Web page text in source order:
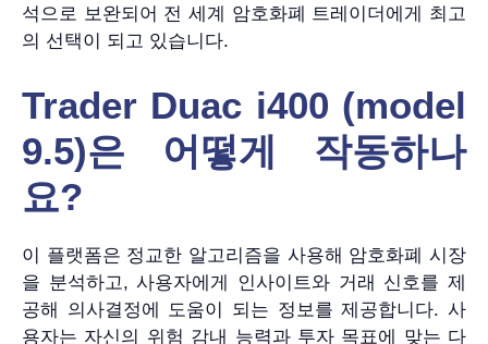
석으로 보완되어 전 세계 암호화폐 트레이더에게 최고
의 선택이 되고 있습니다.
Trader Duac i400 (model
9.5)은 어떻게 작동하나
요?
이 플랫폼은 정교한 알고리즘을 사용해 암호화폐 시장
을 분석하고, 사용자에게 인사이트와 거래 신호를 제
공해 의사결정에 도움이 되는 정보를 제공합니다. 사
용자는 자신의 위험 감내 능력과 투자 목표에 맞는 다